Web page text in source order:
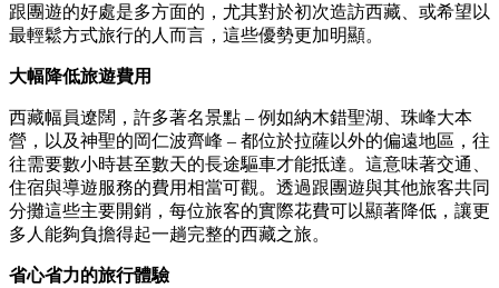
跟團遊的好處是多方面的，尤其對於初次造訪西藏、或希望以
最輕鬆方式旅行的人而言，這些優勢更加明顯。
大幅降低旅遊費用
西藏幅員遼闊，許多著名景點 – 例如納木錯聖湖、珠峰大本
營，以及神聖的岡仁波齊峰 – 都位於拉薩以外的偏遠地區，往
往需要數小時甚至數天的長途驅車才能抵達。這意味著交通、
住宿與導遊服務的費用相當可觀。透過跟團遊與其他旅客共同
分攤這些主要開銷，每位旅客的實際花費可以顯著降低，讓更
多人能夠負擔得起一趟完整的西藏之旅。
省心省力的旅行體驗